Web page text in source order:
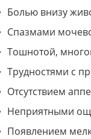
Болью внизу
Спазмами
Тошнотой,
Трудностями с
Отсутствием
Неприятными
Появлением